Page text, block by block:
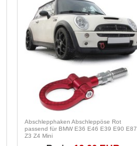
Abschlepphaken Abschleppöse Rot
passend für BMW E36 E46 E39 E90 E87
Z3 Z4 Mini